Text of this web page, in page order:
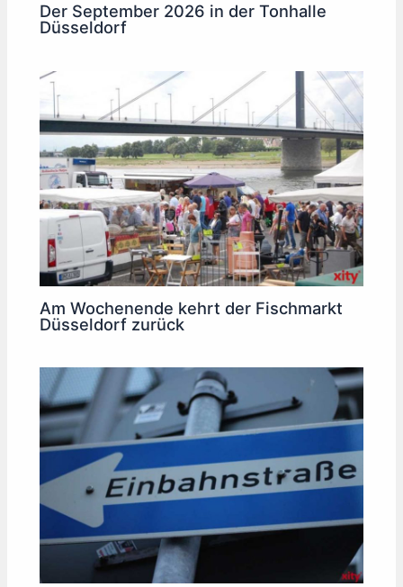
Der September 2026 in der Tonhalle
Düsseldorf
Am Wochenende kehrt der Fischmarkt
Düsseldorf zurück